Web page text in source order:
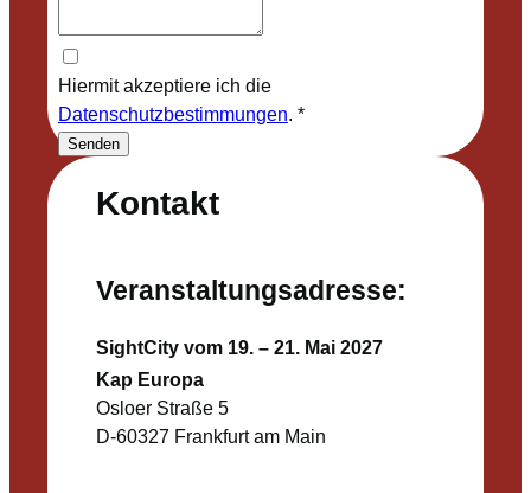
Kontakt
Veranstaltungsadresse:
SightCity vom 19. – 21. Mai 2027
Kap Europa
Osloer Straße 5
D-60327 Frankfurt am Main
Hiermit akzeptiere ich die
Datenschutzbestimmungen. *
Senden